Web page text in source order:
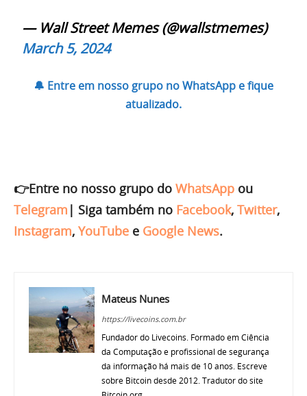
— Wall Street Memes (@wallstmemes)
March 5, 2024
🔔 Entre em nosso grupo no WhatsApp e fique
atualizado.
👉Entre no nosso grupo do WhatsApp ou
Telegram | Siga também no Facebook, Twitter,
Instagram, YouTube e Google News.
Mateus Nunes
https://livecoins.com.br
Fundador do Livecoins. Formado em Ciência
da Computação e profissional de segurança
da informação há mais de 10 anos. Escreve
sobre Bitcoin desde 2012. Tradutor do site